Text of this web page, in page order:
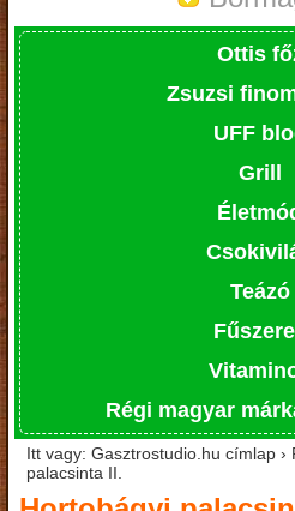
Ottis
Zsuzsi
UFF
Grill
Teázó
Régi magyar
Itt vagy: Gasztrostudio.hu címlap ›
palacsinta II.